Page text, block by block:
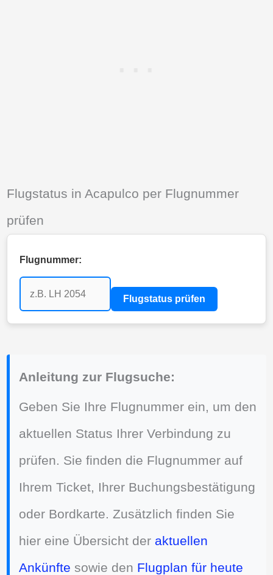
Flugstatus in Acapulco per Flugnummer
prüfen
Flugnummer:
Flugstatus prüfen
Anleitung zur Flugsuche:
Geben Sie Ihre Flugnummer ein, um den
aktuellen Status Ihrer Verbindung zu
prüfen. Sie finden die Flugnummer auf
Ihrem Ticket, Ihrer Buchungsbestätigung
oder Bordkarte. Zusätzlich finden Sie
hier eine Übersicht der aktuellen
Ankünfte sowie den Flugplan für heute